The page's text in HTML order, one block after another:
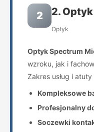
2 2.
Optyk
Optyk Spectrum
wzroku, jak i
Zakres usług i atuty
Kompleksowe
Profesjonalny
Soczewki